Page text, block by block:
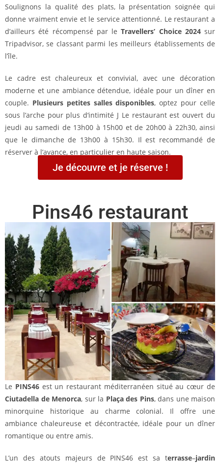
Soulignons la qualité des plats, la présentation soignée qui
donne vraiment envie et le service attentionné. Le restaurant a
d’ailleurs été récompensé par leTravellers’ Choice 2024sur
Tripadvisor, se classant parmi les meilleurs établissements de
l’île.
Le cadre est chaleureux et convivial, avec une décoration
moderne et une ambiance détendue, idéale pour un dîner en
couple. Plusieurs petites salles disponibles, optez pour celle
sous l’arche pour plus d‘intimité J Le restaurant est ouvert du
jeudi au samedi de 13h00 à 15h00 et de 20h00 à 22h30, ainsi
que le dimanche de 13h00 à 15h30. Il est recommandé de
réserver à l’avance, en particulier en haute saison.
Je découvre et je réserve !
Pins46 restaurant
Le PINS46est un restaurant méditerranéen situé au cœur de
Ciutadella de Menorca, sur la Plaça des Pins, dans une maison
minorquine historique au charme colonial. Il offre une
ambiance chaleureuse et décontractée, idéale pour un dîner
romantique ou entre amis.
L’un des atouts majeurs de PINS46 est sa terrasse–jardin